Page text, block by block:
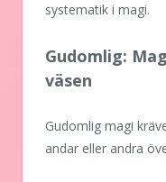
systematik i magi.
Gudomlig:
väsen
Gudomlig magi
andar eller andra